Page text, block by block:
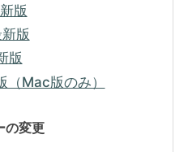
版
版
版
Mac版のみ）
の変更